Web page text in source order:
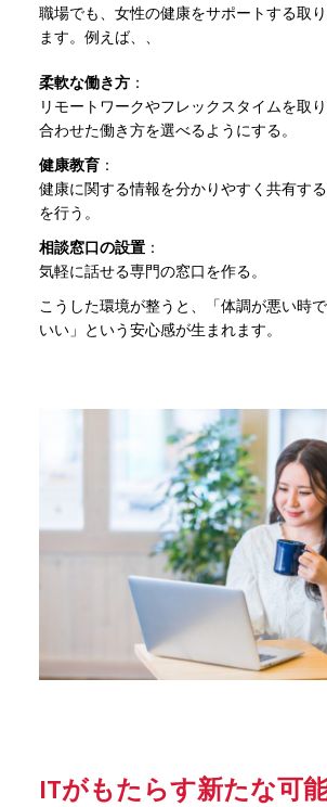
職場でも、女性の健康をサポートする取
ます。例えば、、
柔軟な働き方：
リモートワークやフレックスタイムを取
合わせた働き方を選べるようにする。
健康教育：
健康に関する情報を分かりやすく共有す
を行う。
相談窓口の設置：
気軽に話せる専門の窓口を作る。
こうした環境が整うと、「体調が悪い時
いい」という安心感が生まれます。
ITがもたらす新たな可